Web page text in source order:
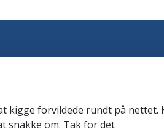
forvildede rundt på nettet.
snakke om. Tak for det